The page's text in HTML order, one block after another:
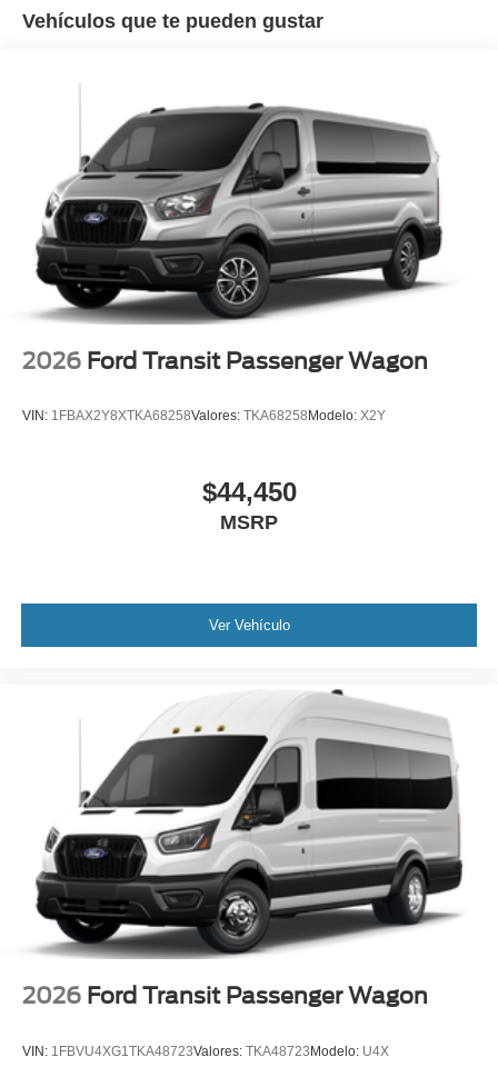
Vehículos que te pueden gustar
2026 Ford Transit Passenger Wagon
VIN: 1FBAX2Y8XTKA68258Valores: TKA68258 Modelo: X2Y
$44,450
MSRP
Ver Vehículo
2026 Ford Transit Passenger Wagon
VIN: 1FBVU4XG1TKA48723Valores: TKA48723Modelo: U4X